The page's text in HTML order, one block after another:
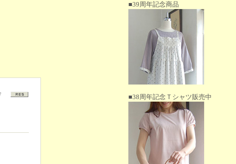
■39周年記念商品
■38周年記念Ｔシャツ販売中